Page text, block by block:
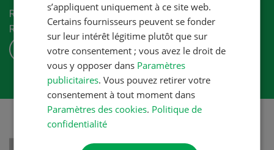
Recevez les dernières nouvelles du monde de la
Revue-UFA.
S'ABONNER
s’appliquent uniquement à ce site web.
Certains fournisseurs peuvent se fonder
sur leur intérêt légitime plutôt que sur
votre consentement ; vous avez le droit de
vous y opposer dans Paramètres
publicitaires. Vous pouvez retirer votre
consentement à tout moment dans
Paramètres des cookies. Politique de
confidentialité